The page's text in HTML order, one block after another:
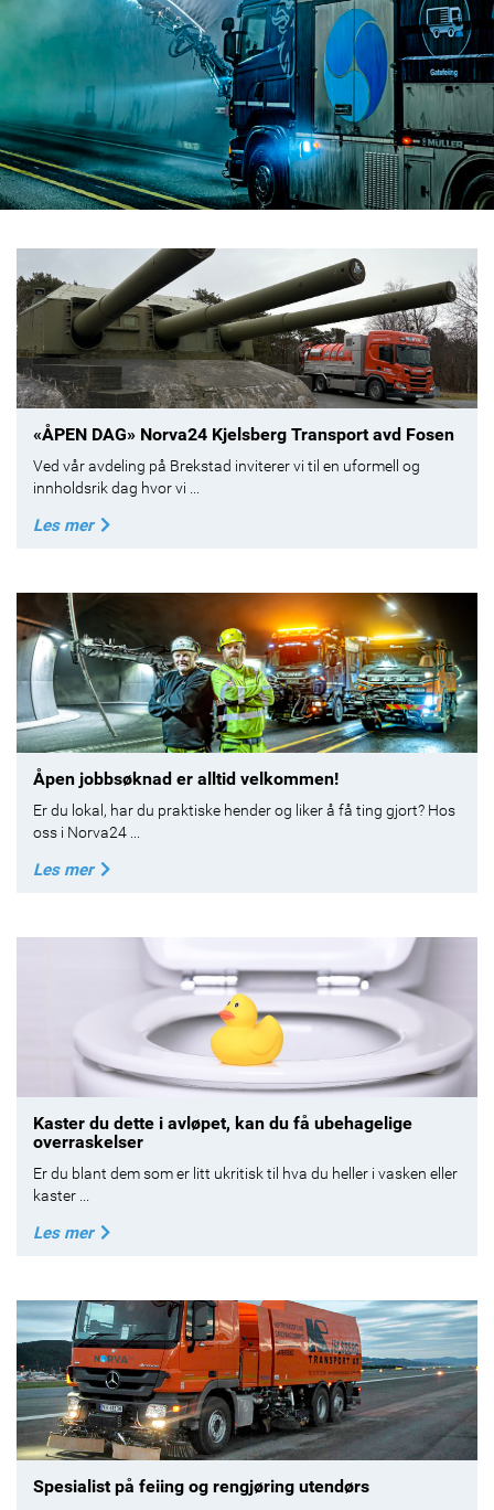
«ÅPEN DAG» Norva24 Kjelsberg Transport avd Fosen
Ved vår avdeling på Brekstad inviterer vi til en uformell og
innholdsrik dag hvor vi ...
Les mer
Åpen jobbsøknad er alltid velkommen!
Er du lokal, har du praktiske hender og liker å få ting gjort? Hos
oss i Norva24 ...
Les mer
Kaster du dette i avløpet, kan du få ubehagelige
overraskelser
Er du blant dem som er litt ukritisk til hva du heller i vasken eller
kaster ...
Les mer
Spesialist på feiing og rengjøring utendørs